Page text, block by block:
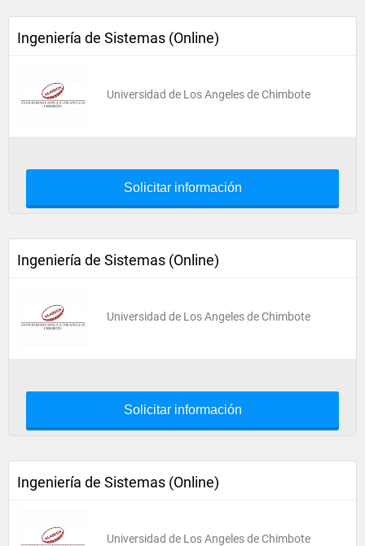
Ingeniería de Sistemas (Online)
Universidad de Los Angeles de Chimbote
Solicitar información
Ingeniería de Sistemas (Online)
Universidad de Los Angeles de Chimbote
Solicitar información
Ingeniería de Sistemas (Online)
Universidad de Los Angeles de Chimbote